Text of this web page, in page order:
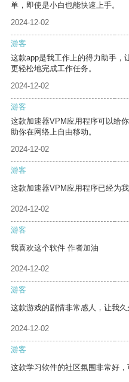
单，即使是小白也能快速上手。
2024-12-02
游客
这款app是我工作上的得力助手，
更轻松地完成工作任务。
2024-12-02
游客
这款加速器VPM应用程序可以给
助你在网络上自由移动。
2024-12-02
游客
这款加速器VPM应用程序已经为
2024-12-02
游客
我喜欢这个软件 作者加油
2024-12-02
游客
这款游戏的剧情非常感人，让我久
2024-12-02
游客
这款学习软件的社区氛围非常好